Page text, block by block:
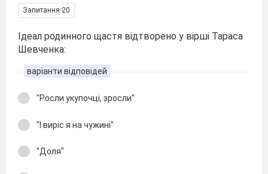
Запитання 20
Ідеал родинного щастя відтворено у вірші Тараса
Шевченка:
варіанти відповідей
"Росли укупочці, зросли"
"І виріс я на чужині"
"Доля"